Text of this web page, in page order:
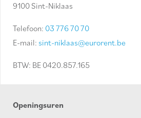
9100 Sint-Niklaas
Telefoon: 03 776 70 70
E-mail: sint-niklaas@eurorent.be
BTW: BE 0420.857.165
Openingsuren